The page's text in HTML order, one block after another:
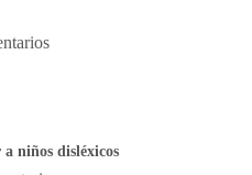
niños disléxicos